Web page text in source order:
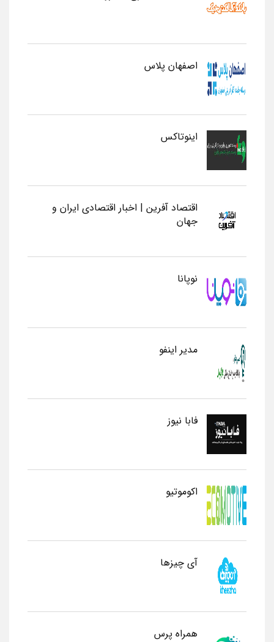
اصفهان پلاس
اینوتاکس
اقتصاد آفرین | اخبار اقتصادی ایران و
جهان
نوپانا
مدیر اینفو
فابا نیوز
اکوموتیو
آی چیزها
همراه پرس